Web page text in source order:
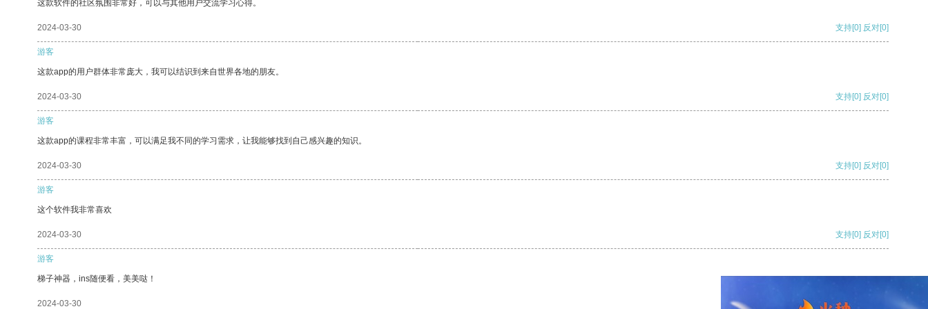
这款软件的社区氛围非常好，可以与其他用户交流学习心得。
2024-03-30 支持[0] 反对[0]
游客
这款app的用户群体非常庞大，我可以结识到来自世界各地的朋友。
2024-03-30 支持[0] 反对[0]
游客
这款app的课程非常丰富，可以满足我不同的学习需求，让我能够找到自己感兴趣的知识。
2024-03-30 支持[0] 反对[0]
游客
这个软件我非常喜欢
2024-03-30 支持[0] 反对[0]
游客
梯子神器，ins随便看，美美哒！
2024-03-30 支持